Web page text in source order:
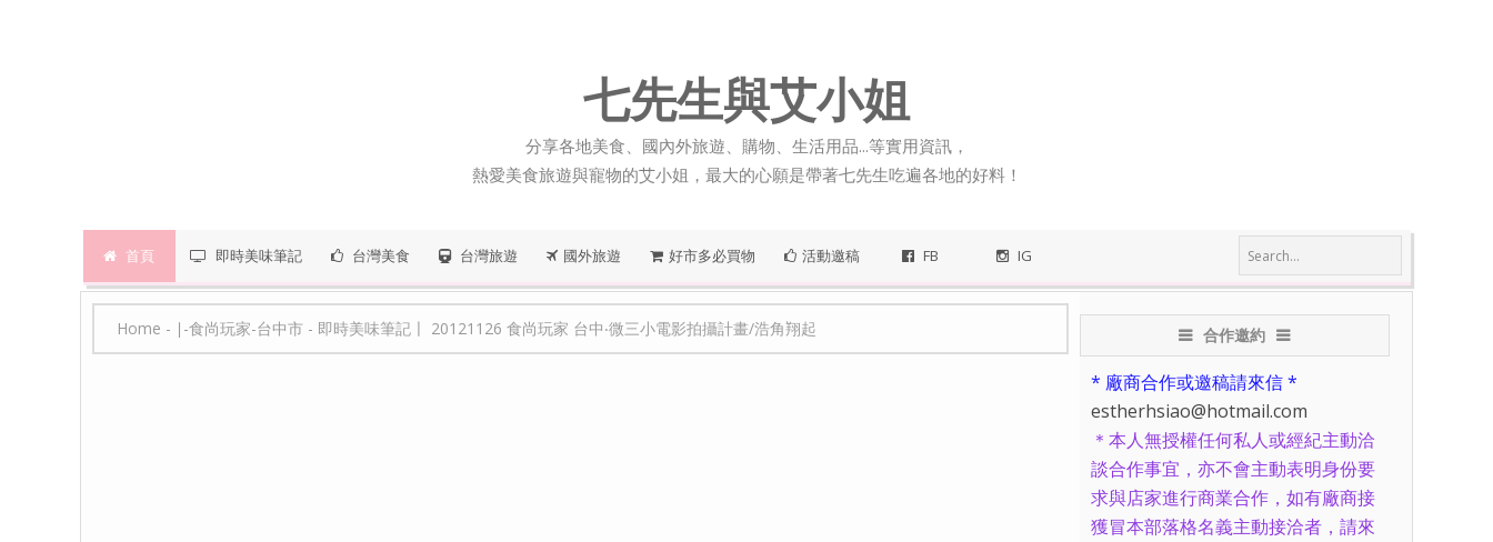
七先生與艾小姐
分享各地美食、國內外旅遊、購物、生活用品...等實用資訊，
熱愛美食旅遊與寵物的艾小姐，最大的心願是帶著七先生吃遍各地的好料！
首頁 即時美味筆記 台灣美食 台灣旅遊 國外旅遊 好市多必買物 活動邀稿 FB IG
Home - ∣-食尚玩家-台中市 - 即時美味筆記〡 20121126 食尚玩家 台中‧微三小電影拍攝計畫/浩角翔起 合作邀約
* 廠商合作或邀稿請來信 *
estherhsiao@hotmail.com
＊本人無授權任何私人或經紀主動洽
談合作事宜，亦不會主動表明身份要
求與店家進行商業合作，如有廠商接
獲冒本部落格名義主動接洽者，請來